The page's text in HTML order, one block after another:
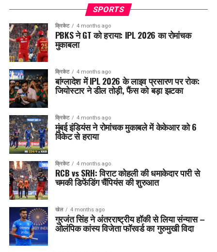
SPORTS
क्रिकेट 4 months ago
PBKS ने GT को हराया: IPL 2026 का रोमांचक
मुकाबला
क्रिकेट 4 months ago
बांग्लादेश में IPL 2026 के लाइव प्रसारण पर रोक:
जियोस्टार ने डील तोड़ी, फैंस को बड़ा झटका
क्रिकेट 4 months ago
मुंबई इंडियंस ने रोमांचक मुकाबले में केकेआर को 6
विकेट से हराया
क्रिकेट 4 months ago
RCB vs SRH: विराट कोहली की धमाकेदार पारी से
चमकी डिफेंडिंग चैंपियंस की शुरुआत
खेल 4 months ago
गुरजंत सिंह ने अंतरराष्ट्रीय हॉकी से लिया संन्यास –
ओलंपिक कांस्य विजेता फॉरवर्ड का गुरुमुखी विदा